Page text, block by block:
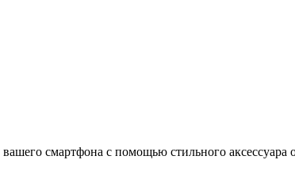
смартфона с помощью стильного аксессуара